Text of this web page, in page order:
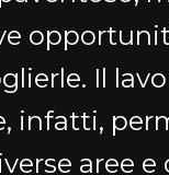
Il
infatti,
aree